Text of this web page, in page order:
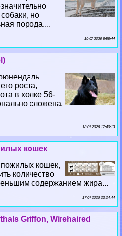
собаки, но
порода....
19 07 2026 8:58:44
роста,
в холке 56-
сложена,
18 07 2026 17:40:13
кошек
кошек,
количество
содержанием жира...
17 07 2026 23:24:44
Griffon, Wirehaired